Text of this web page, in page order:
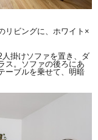
リビングに、ホワイト×
掛けソファを置き、ダ
ス。ソファの後ろにあ
ーブルを乗せて、明暗